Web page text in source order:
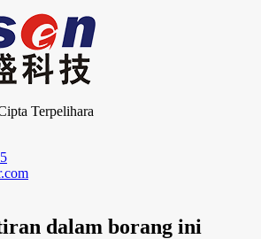
Terpelihara
dalam borang ini